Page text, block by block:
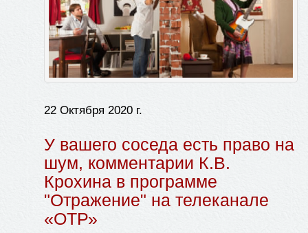
22 Октября 2020 г.
У вашего соседа есть право на
шум, комментарии К.В.
Крохина в программе
"Отражение" на телеканале
«ОТР»